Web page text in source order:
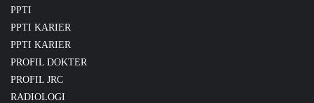
PPTI
PPTI KARIER
PPTI KARIER
PROFIL DOKTER
PROFIL JRC
RADIOLOGI